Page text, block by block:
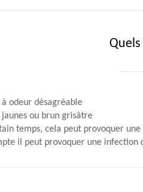
à odeur désagréable
jaunes ou brun grisâtre
temps, cela peut provoquer une
il peut provoquer une infection